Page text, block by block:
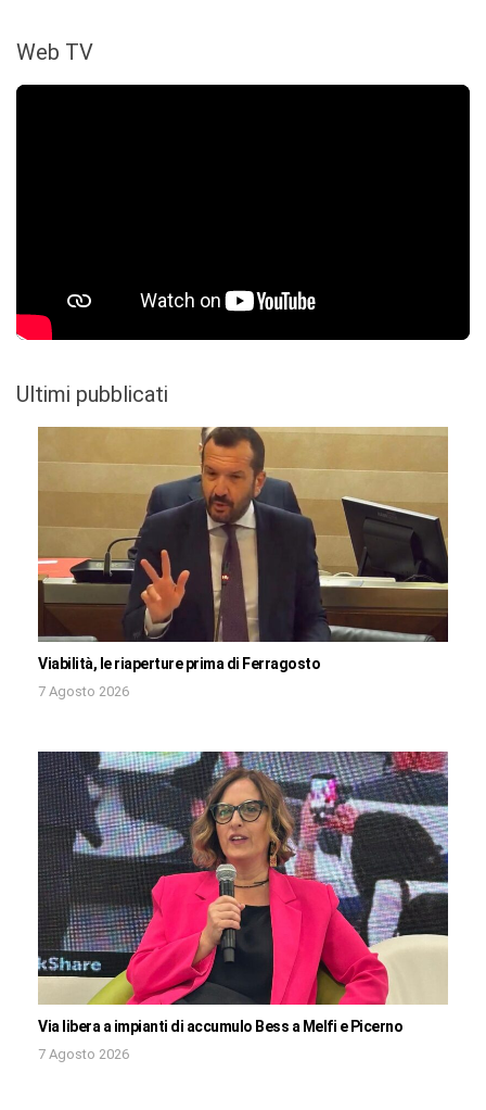
Web TV
Ultimi pubblicati
Viabilità, le riaperture prima di Ferragosto
7 Agosto 2026
Via libera a impianti di accumulo Bess a Melfi e Picerno
7 Agosto 2026